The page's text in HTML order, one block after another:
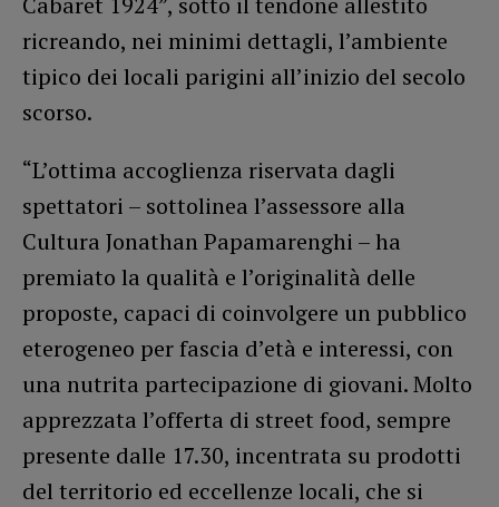
ricreando, nei minimi dettagli, l’ambiente
tipico dei locali parigini all’inizio del secolo
scorso.
“L’ottima accoglienza riservata dagli
spettatori – sottolinea l’assessore alla
Cultura Jonathan Papamarenghi – ha
premiato la qualità e l’originalità delle
proposte, capaci di coinvolgere un pubblico
eterogeneo per fascia d’età e interessi, con
una nutrita partecipazione di giovani. Molto
apprezzata l’offerta di street food, sempre
presente dalle 17.30, incentrata su prodotti
del territorio ed eccellenze locali, che si